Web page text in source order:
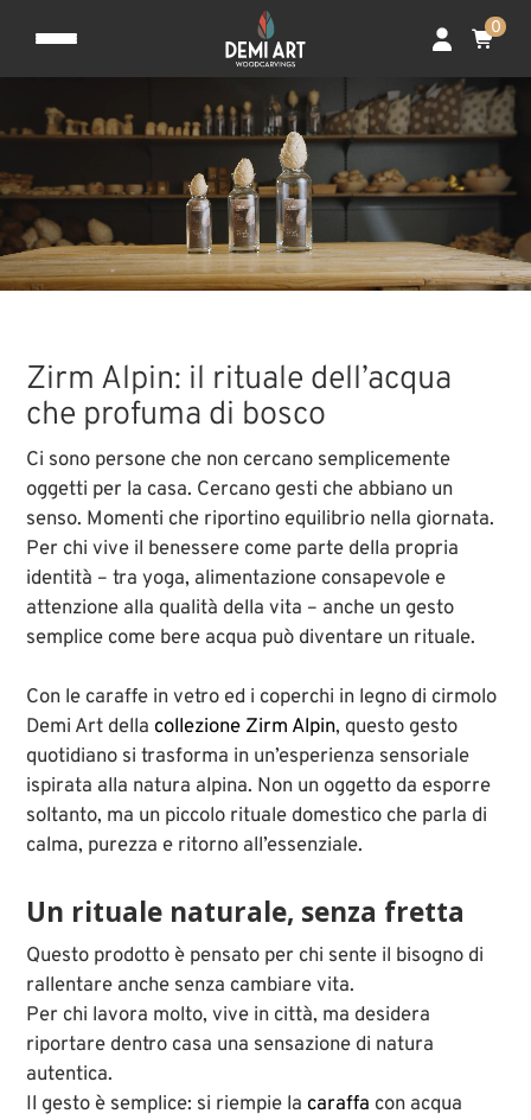
0
Zirm Alpin: il rituale dell’acqua
che profuma di bosco
Ci sono persone che non cercano semplicemente
oggetti per la casa. Cercano gesti che abbiano un
senso. Momenti che riportino equilibrio nella giornata.
Per chi vive il benessere come parte della propria
identità – tra yoga, alimentazione consapevole e
attenzione alla qualità della vita – anche un gesto
semplice come bere acqua può diventare un rituale.
Con le caraffe in vetro ed i coperchi in legno di cirmolo
Demi Art della collezione Zirm Alpin, questo gesto
quotidiano si trasforma in un’esperienza sensoriale
ispirata alla natura alpina. Non un oggetto da esporre
soltanto, ma un piccolo rituale domestico che parla di
calma, purezza e ritorno all’essenziale.
Un rituale naturale, senza fretta
Questo prodotto è pensato per chi sente il bisogno di
rallentare anche senza cambiare vita.
Per chi lavora molto, vive in città, ma desidera
riportare dentro casa una sensazione di natura
autentica.
Il gesto è semplice: si riempie la caraffa con acqua